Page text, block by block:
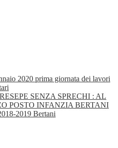
2020 prima giornata dei lavori
SENZA SPRECHI : AL
POSTO INFANZIA BERTANI
2019 Bertani